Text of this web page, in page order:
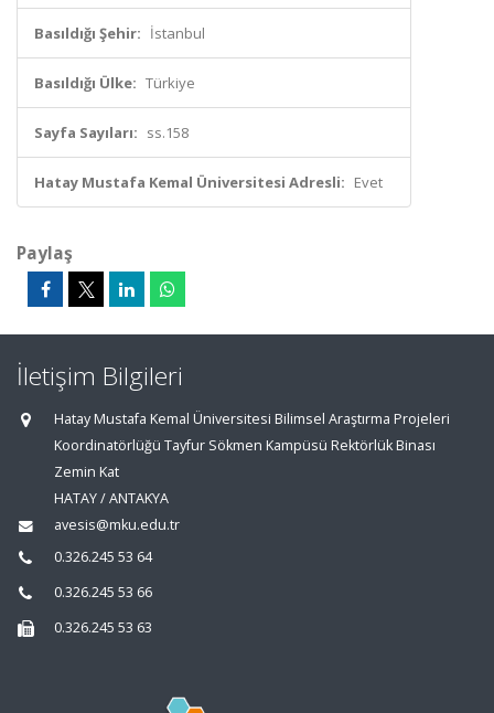
Basıldığı Şehir: İstanbul
Basıldığı Ülke: Türkiye
Sayfa Sayıları: ss.158
Hatay Mustafa Kemal Üniversitesi Adresli: Evet
Paylaş
İletişim Bilgileri
Hatay Mustafa Kemal Üniversitesi Bilimsel Araştırma Projeleri
Koordinatörlüğü Tayfur Sökmen Kampüsü Rektörlük Binası
Zemin Kat
HATAY / ANTAKYA
avesis@mku.edu.tr
0.326.245 53 64
0.326.245 53 66
0.326.245 53 63